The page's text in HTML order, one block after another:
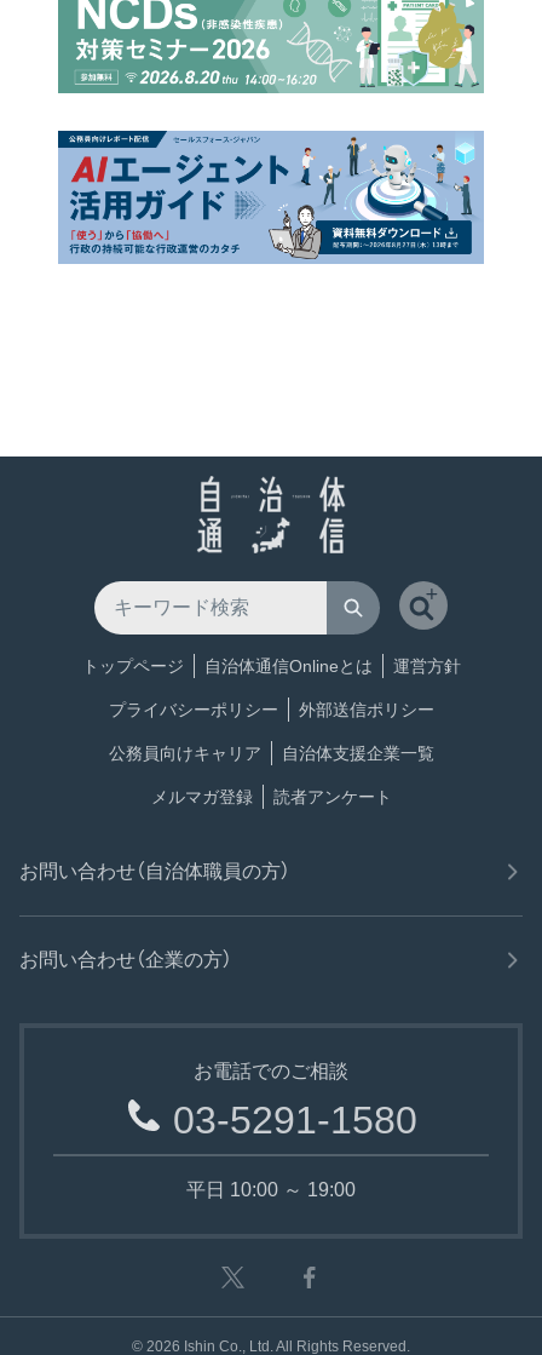
トップページ 自治体通信Onlineとは 運営方針
プライバシーポリシー 外部送信ポリシー
公務員向けキャリア 自治体支援企業一覧
メルマガ登録 読者アンケート
お問い合わせ（自治体職員の方）
お問い合わせ（企業の方）
お電話でのご相談
03-5291-1580
平日 10:00 ～ 19:00
© 2026 Ishin Co., Ltd. All Rights Reserved.